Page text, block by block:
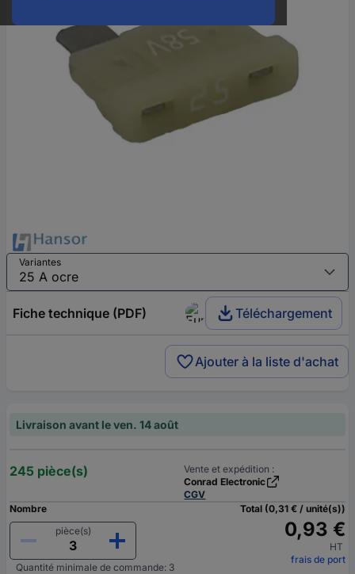
Variantes
Fiche technique (PDF) Téléchargement
Ajouter à la liste d'achat
Livraison avant le ven. 14 août
245 pièce(s)
Vente et expédition :
Conrad Electronic
CGV
Nombre
pièce(s)
Quantité minimale de commande: 3
Total (0,31 € / unité(s))
0,93 €
HT
frais de port